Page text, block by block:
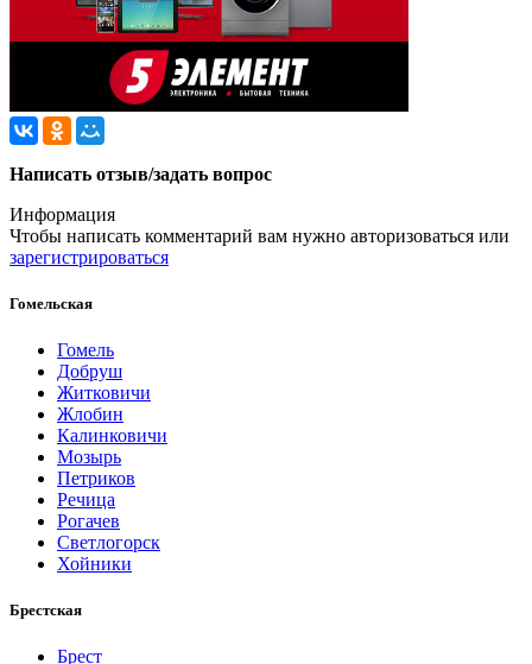
Написать отзыв/задать вопрос
Информация
Чтобы написать комментарий вам нужно авторизоваться или
зарегистрироваться
Гомельская
Гомель
Добруш
Житковичи
Жлобин
Калинковичи
Мозырь
Петриков
Речица
Рогачев
Светлогорск
Хойники
Брестская
Брест